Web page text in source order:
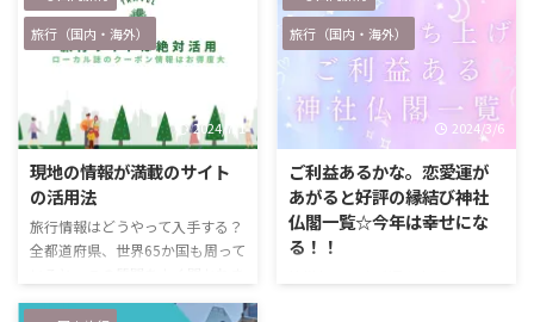
か？ 私は、以前は「現地の空
港」で「SIMカード」を購入して
いました。 現地の飛行場につい
で購入。 事前に調べて行くけれ
ど、中には情報が古くお店自体が
いたり、思ってた以上に高くて空
港で買うのを諦めざる得なかった
りとロシアンルーレット的な所が
あって、SIMについては結構スト
たらすぐに …
花 紫色、言えば皆さん分かるで
しょうか？ 日本の春の象徴の一
つである、美しい藤の花を見に出
かけましょう！ 藤の花は、その
優雅な美しさで知られ、長い房が
風に揺れる姿は、見る人の心を穏
やかにしてくれます。 特にこの
時期、全国各地で藤の名所が華や
ぎます。 各地の公園や神社が有
名ですが、アクセスしやすい場所
も多いので是非足を運んでみて …
旅行（国内・海外）
2024/7/1
現地の情報が満載のサイト
の活用法
旅行情報はどうやって入手する？
全都道府県、世界65か国も周って
旅行（国内・海外）
2024/3/6
ご利益あるかな。恋愛運が
あがると好評の縁結び神社
仏閣一覧☆今年は幸せにな
る！！